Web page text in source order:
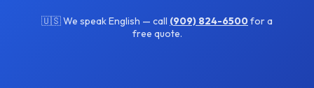
🇺🇸 We speak English — call (909) 824-6500for a
free quote.